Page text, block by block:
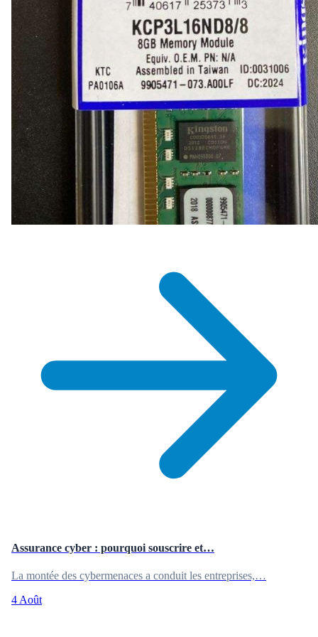
Assurance cyber : pourquoi souscrire et…
La montée des cybermenaces a conduit les entreprises,…
4 Août